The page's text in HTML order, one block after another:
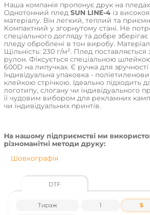
Наша компанія пропонує друк на пледах
Однотонний плед SUN LINE-4 із
матеріалу. Він легкий, теплий та
Компактний у згорнутому стані. Не
спеціального догляду та добре
пледу оброблені в тон виробу.
Щільність: 230 г/м². Плед поставляється
рулон. Фіксується спеціальною
600D на липучках. Є ручка для
Індивідуальна упаковка -
клейкою стрічкою. Ідеально підходить
логотипу, слогану чи індивідуального
її чудовим вибором для рекламних
чи індивідуальних принтів.
На нашому підприємстві ми
різноманітні методи друку:
Шовкографія
Термотрансферний друк
Вишивка та інші.
DTF
Тираж 1 5